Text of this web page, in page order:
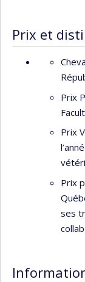
Prix et
Prix
Prix
Prix
ses